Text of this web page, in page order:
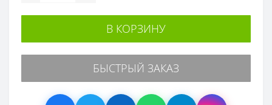
В КОРЗИНУ
БЫСТРЫЙ ЗАКАЗ